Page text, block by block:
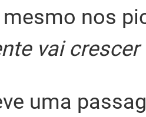
mesmo nos
vai crescer
uma